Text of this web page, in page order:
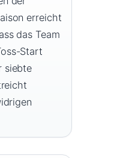
erreicht
das Team
Start
siebte